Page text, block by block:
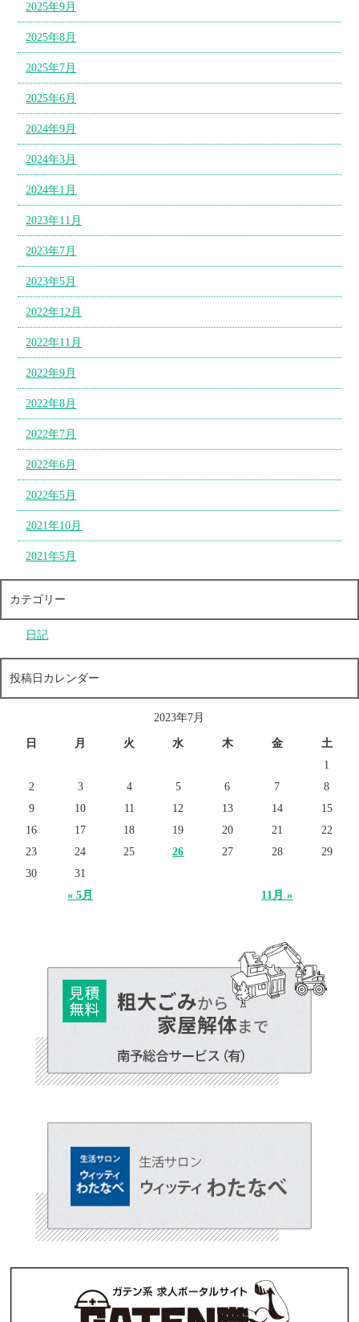
2025年9月
2025年8月
2025年7月
2025年6月
2024年9月
2024年3月
2024年1月
2023年11月
2023年7月
2023年5月
2022年12月
2022年11月
2022年9月
2022年8月
2022年7月
2022年6月
2022年5月
2021年10月
2021年5月
カテゴリー
日記
投稿日カレンダー
2023年7月
日 月 火 水 木 金 土
« 5月 11月 »
1
2
3 4 5 6 7
8
9
10 11 12 13 14
15
16
17 18 19 20 21
22
23
24 25 26 27 28
29
30
31